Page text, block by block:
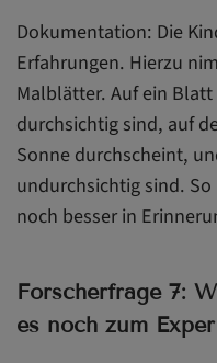
Dokumentation: Die
Erfahrungen. Hierzu
Malblätter. Auf ein
durchsichtig sind, auf
Sonne durchscheint,
undurchsichtig sind.
noch besser in
Forscherfrage 7:
es noch zum